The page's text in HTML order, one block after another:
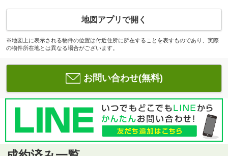
地図アプリで開く
※地図上に表示される物件の位置は付近住所に所在することを表すものであり、実際
の物件所在地とは異なる場合がございます。
お問い合わせ(無料)